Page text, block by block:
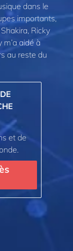
dans le
importants,
Ricky
aidé à
au reste du
et de